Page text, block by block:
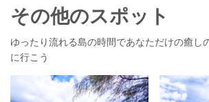
その他のスポット
ゆったり流れる島の時間であなただけの癒し
に行こう